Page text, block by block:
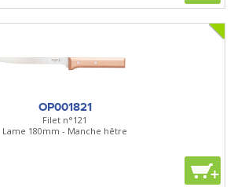
OP001821
Filet n°121
Lame 180mm - Manche hêtre
+